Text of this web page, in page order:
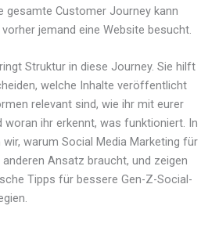
gesamte Customer Journey kann
jemand eine Website besucht.
Struktur in diese Journey. Sie hilft
welche Inhalte veröffentlicht
relevant sind, wie ihr mit eurer
woran ihr erkennt, was funktioniert. In
warum Social Media Marketing für
Ansatz braucht, und zeigen
Tipps für bessere Gen-Z-Social-